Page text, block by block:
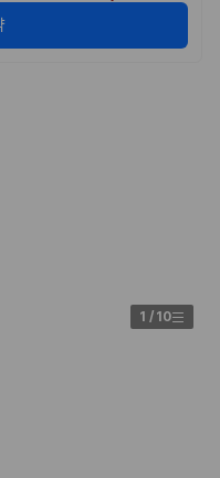
비교할 수 있나요?
1 / 10